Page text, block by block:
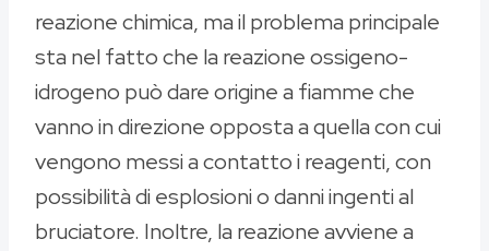
reazione chimica, ma il problema principale
sta nel fatto che la reazione ossigeno-
idrogeno può dare origine a fiamme che
vanno in direzione opposta a quella con cui
vengono messi a contatto i reagenti, con
possibilità di esplosioni o danni ingenti al
bruciatore. Inoltre, la reazione avviene a